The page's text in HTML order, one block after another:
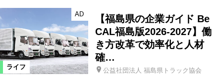
ライフ
AD
【福島県の企業ガイド Be
CAL福島版2026-2027】働
き方改革で効率化と人材
確…
公益社団法人 福島県トラック協会